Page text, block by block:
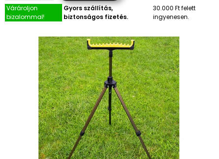
Várároljon
bizalommal!
Gyors szállítás,
biztonságos fizetés.
30.000 Ft felett
ingyenesen.